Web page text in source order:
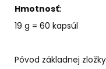
Hmotnosť:
19 g = 60 kapsúl
Pôvod základnej